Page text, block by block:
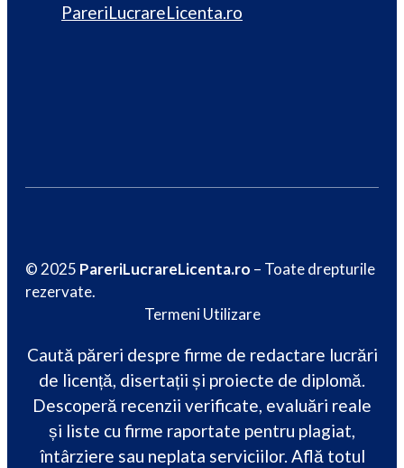
PareriLucrareLicenta.ro
© 2025 PareriLucrareLicenta.ro – Toate drepturile
rezervate.
Termeni Utilizare
Caută păreri despre firme de redactare lucrări
de licență, disertații și proiecte de diplomă.
Descoperă recenzii verificate, evaluări reale
și liste cu firme raportate pentru plagiat,
întârziere sau neplata serviciilor. Află totul